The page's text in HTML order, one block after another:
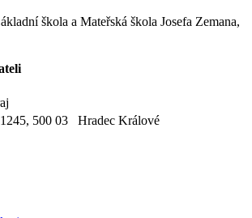
4. 2025 od 13 - 16 hodin
500 03 Hradec Králové